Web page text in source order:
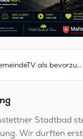
Wähle GemeindeTV als bevorzugte Google-Quelle
Stadtbad
Wir durften